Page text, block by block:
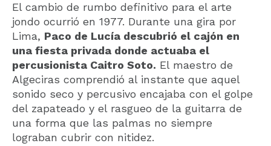
El cambio de rumbo definitivo para el arte
jondo ocurrió en 1977. Durante una gira por
Lima, Paco de Lucía descubrió el cajón en
una fiesta privada donde actuaba el
percusionista Caitro Soto. El maestro de
Algeciras comprendió al instante que aquel
sonido seco y percusivo encajaba con el golpe
del zapateado y el rasgueo de la guitarra de
una forma que las palmas no siempre
lograban cubrir con nitidez.